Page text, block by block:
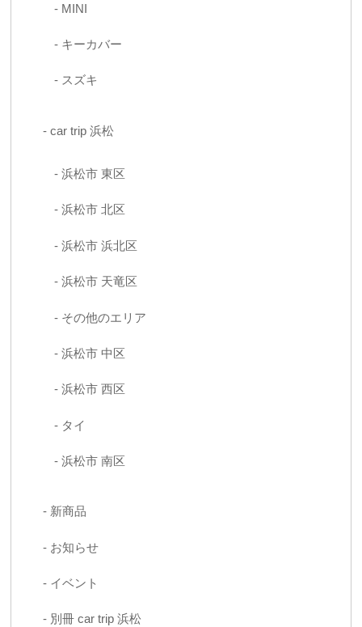
MINI
キーカバー
スズキ
car trip 浜松
浜松市 東区
浜松市 北区
浜松市 浜北区
浜松市 天竜区
その他のエリア
浜松市 中区
浜松市 西区
タイ
浜松市 南区
新商品
お知らせ
イベント
別冊 car trip 浜松